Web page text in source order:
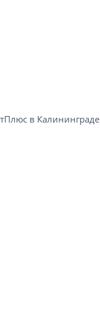
в Калининграде​